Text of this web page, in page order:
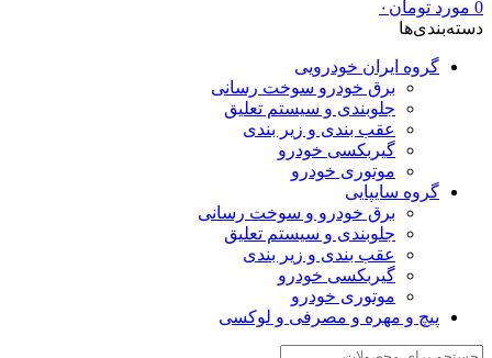
0 مورد تومان ۰
دسته‌بندی‌ها
گروه ایران خودرویی
برق خودرو سوخت رسانی
جلوبندی و سیستم تعلیق
عقب بندی و زیر بندی
گیربکسی خودرو
موتوری خودرو
گروه سایپایی
برق خودرو و سوخت رسانی
جلوبندی و سیستم تعلیق
عقب بندی و زیر بندی
گیربکسی خودرو
موتوری خودرو
پیچ و مهره و مصرفی و لوکسی